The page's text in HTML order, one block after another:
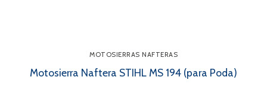
MOTOSIERRAS NAFTERAS
Motosierra Naftera STIHL MS 194 (para Poda)